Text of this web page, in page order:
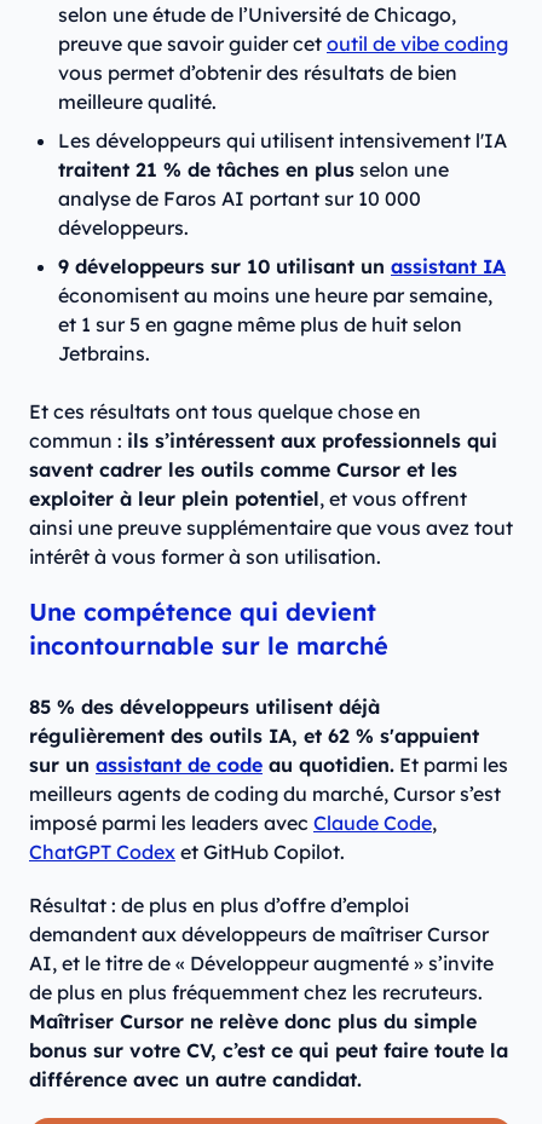
selon une étude de l’Université de Chicago,
preuve que savoir guider cet outil de vibe coding
vous permet d’obtenir des résultats de bien
meilleure qualité.
Les développeurs qui utilisent intensivement l'IA
traitent 21 % de tâches en plus selon une
analyse de Faros AI portant sur 10 000
développeurs.
9 développeurs sur 10 utilisant un assistant IA
économisent au moins une heure par semaine,
et 1 sur 5 en gagne même plus de huit selon
Jetbrains.
Et ces résultats ont tous quelque chose en
commun : ils s’intéressent aux professionnels qui
savent cadrer les outils comme Cursor et les
exploiter à leur plein potentiel, et vous offrent
ainsi une preuve supplémentaire que vous avez tout
intérêt à vous former à son utilisation.
Une compétence qui devient
incontournable sur le marché
85 % des développeurs utilisent déjà
régulièrement des outils IA, et 62 % s'appuient
sur un assistant de code au quotidien. Et parmi les
meilleurs agents de coding du marché, Cursor s’est
imposé parmi les leaders avec Claude Code,
ChatGPT Codex et GitHub Copilot.
Résultat : de plus en plus d’offre d’emploi
demandent aux développeurs de maîtriser Cursor
AI, et le titre de « Développeur augmenté » s’invite
de plus en plus fréquemment chez les recruteurs.
Maîtriser Cursor ne relève donc plus du simple
bonus sur votre CV, c’est ce qui peut faire toute la
différence avec un autre candidat.